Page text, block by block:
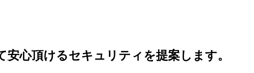
心頂けるセキュリティを提案します。